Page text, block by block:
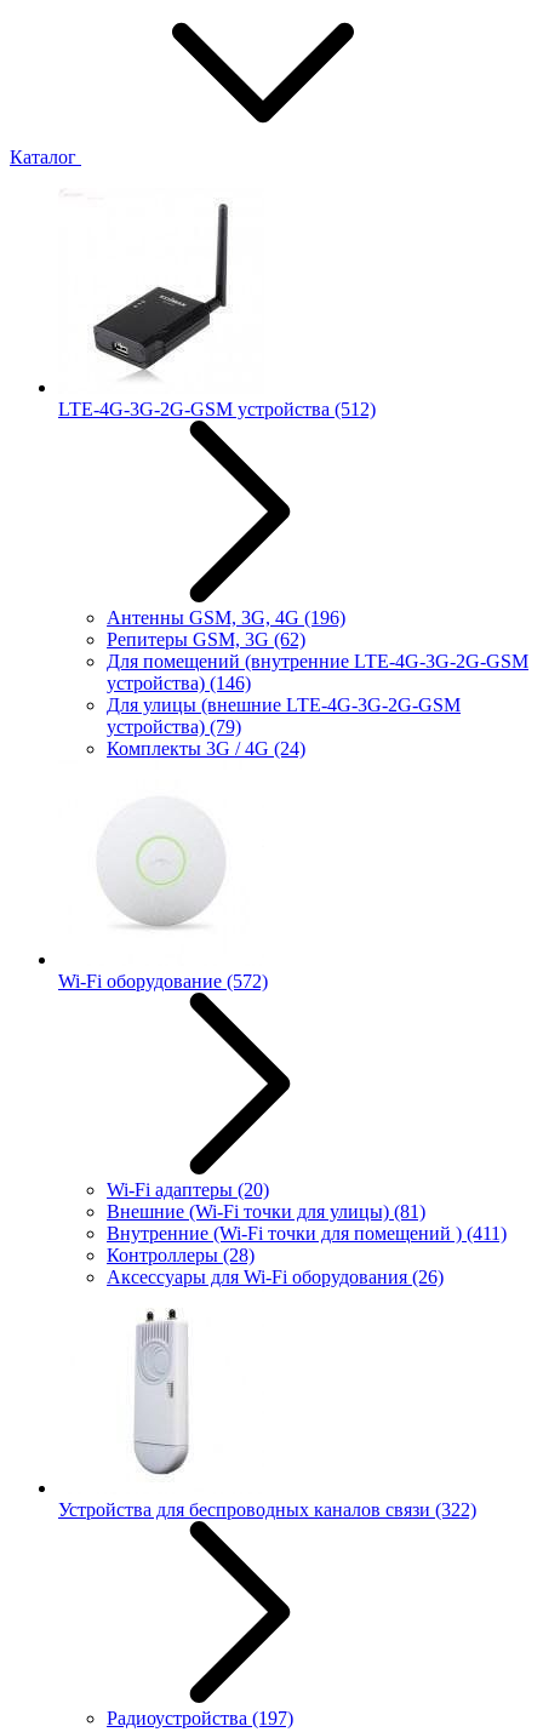
Каталог
LTE-4G-3G-2G-GSM устройства (512)
Антенны GSM, 3G, 4G (196)
Репитеры GSM, 3G (62)
Для помещений (внутренние LTE-4G-3G-2G-GSM
устройства) (146)
Для улицы (внешние LTE-4G-3G-2G-GSM
устройства) (79)
Комплекты 3G / 4G (24)
Wi-Fi оборудование (572)
Wi-Fi адаптеры (20)
Внешние (Wi-Fi точки для улицы) (81)
Внутренние (Wi-Fi точки для помещений ) (411)
Контроллеры (28)
Аксессуары для Wi-Fi оборудования (26)
Устройства для беспроводных каналов связи (322)
Радиоустройства (197)